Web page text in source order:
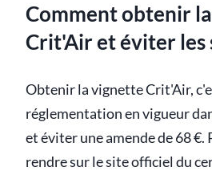
Comment obtenir
Crit'Air et éviter les
Obtenir la vignette Crit'Air,
réglementation en vigueur
et éviter une amende de 68 €.
rendre sur le site officiel du